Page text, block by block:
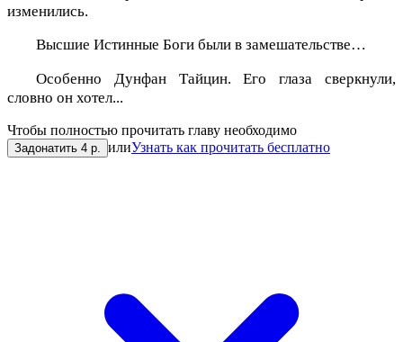
изменились.
Высшие Истинные Боги были в замешательстве…
Особенно Дунфан Тайцин. Его глаза сверкнули,
словно он хотел...
Чтобы полностью прочитать главу необходимо
Задонатить 4 р. илиУзнать как прочитать бесплатно